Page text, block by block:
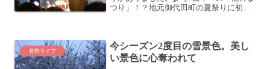
つり」！？地元御代田町の夏祭りに初め
と嫁さんが仕事から帰...
長野ライフ
今シーズン2度目の雪景色。美し
い景色に心奪われて